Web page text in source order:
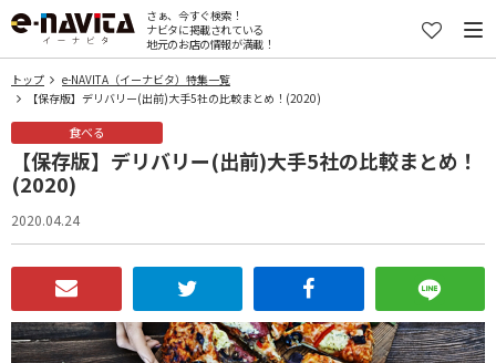
さぁ、今すぐ検索！
ナビタに掲載されている
地元のお店の情報が満載！
トップ
e-NAVITA（イーナビタ）特集一覧
【保存版】デリバリー(出前)大手5社の比較まとめ！(2020)
食べる
【保存版】デリバリー(出前)大手5社の比較まとめ！
(2020)
2020.04.24